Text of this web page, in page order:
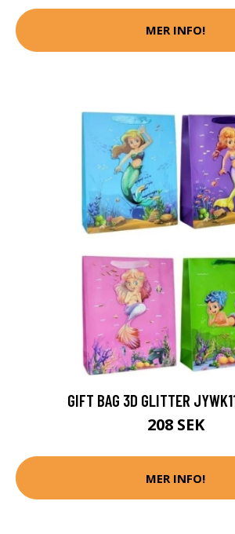
MER INFO!
GIFT BAG 3D GLITTER
208 SEK
MER INFO!